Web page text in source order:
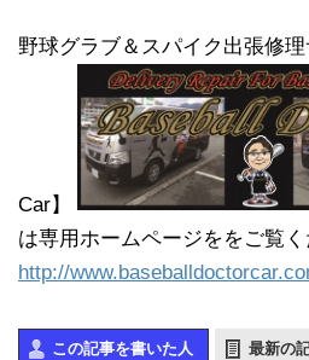
野球グラブ＆スパイク出張修
Car】
は専用ホームページををご覧く
http://
この記事を書いた人 最新の